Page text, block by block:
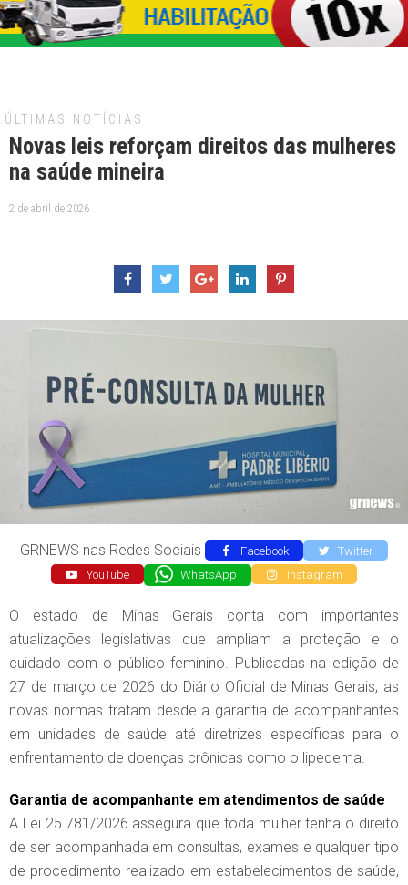
ÚLTIMAS NOTÍCIAS
Novas leis reforçam direitos das mulheres
na saúde mineira
2 de abril de 2026
GRNEWS nas Redes Sociais Facebook
Twitter
YouTube
WhatsApp Instagram
O estado de Minas Gerais conta com importantes
atualizações legislativas que ampliam a proteção e o
cuidado com o público feminino. Publicadas na edição de
27 de março de 2026 do Diário Oficial de Minas Gerais, as
novas normas tratam desde a garantia de acompanhantes
em unidades de saúde até diretrizes específicas para o
enfrentamento de doenças crônicas como o lipedema.
Garantia de acompanhante em atendimentos de saúde
A Lei 25.781/2026 assegura que toda mulher tenha o direito
de ser acompanhada em consultas, exames e qualquer tipo
de procedimento realizado em estabelecimentos de saúde,